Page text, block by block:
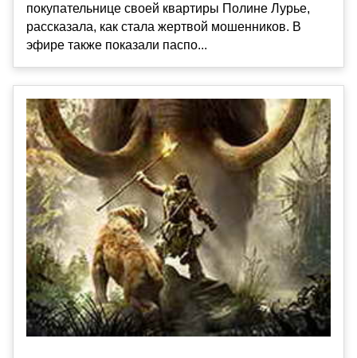
покупательнице своей квартиры Полине Лурье,
рассказала, как стала жертвой мошенников. В
эфире также показали паспо...